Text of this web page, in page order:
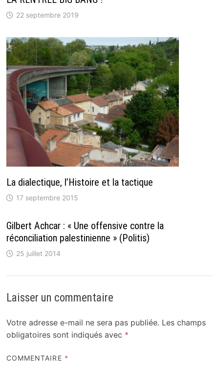
22 septembre 2019
La dialectique, l’Histoire et la tactique
17 septembre 2015
Gilbert Achcar : « Une offensive contre la
réconciliation palestinienne » (Politis)
25 juillet 2014
Laisser un commentaire
Votre adresse e-mail ne sera pas publiée. Les champs
obligatoires sont indiqués avec *
COMMENTAIRE *